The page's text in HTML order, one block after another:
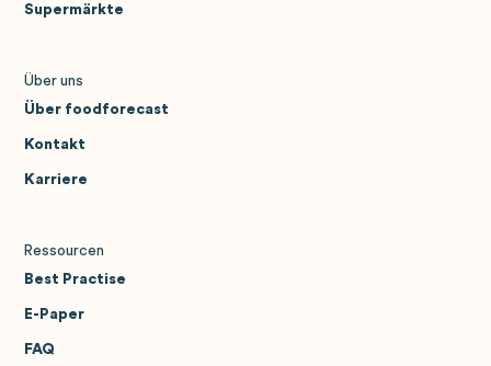
Supermärkte
Über uns
Über foodforecast
Kontakt
Karriere
Ressourcen
Best Practise
E-Paper
FAQ